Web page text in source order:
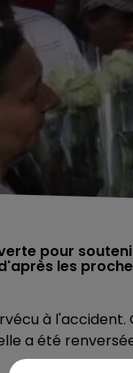
pour
les
à l'accident.
a été